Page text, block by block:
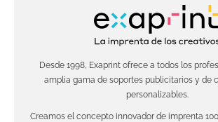
Desde 1998, Exaprint ofrece a todos los
amplia gama de soportes publicitarios y de
personalizables.
Creamos el concepto innovador de imprenta